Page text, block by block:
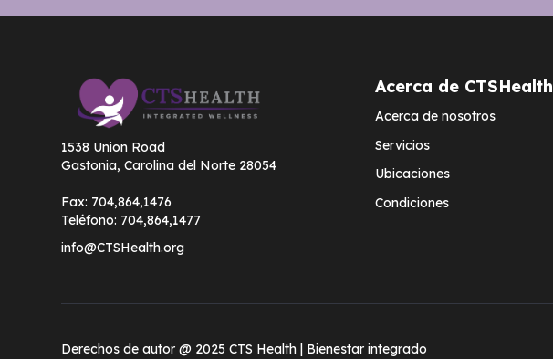
1538 Union Road
Gastonia, Carolina del Norte 28054
Fax: 704,864,1476
Teléfono: 704,864,1477
info@CTSHealth.org
Acerca de CTSHealth
Acerca de nosotros
Servicios
Ubicaciones
Condiciones
Derechos de autor @ 2025 CTS Health | Bienestar integrado